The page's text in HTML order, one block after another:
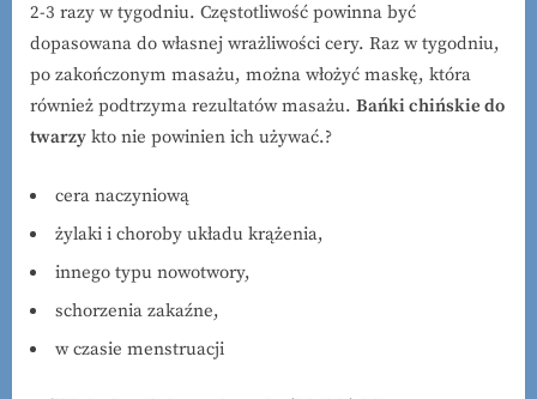
2-3 razy w tygodniu. Częstotliwość powinna być
dopasowana do własnej wrażliwości cery. Raz w tygodniu,
po zakończonym masażu, można włożyć maskę, która
również podtrzyma rezultatów masażu. Bańki chińskie do
twarzy kto nie powinien ich używać.?
cera naczyniową
żylaki i choroby układu krążenia,
innego typu nowotwory,
schorzenia zakaźne,
w czasie menstruacji